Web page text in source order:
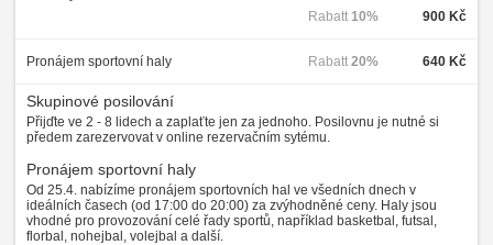
900 Kč
Rabatt 10%
Pronájem sportovní haly 640 Kč
Rabatt 20%
Skupinové posilování
Přijďte ve 2 - 8 lidech a zaplaťte jen za jednoho. Posilovnu je nutné si
předem zarezervovat v online rezervačním sytému.
Pronájem sportovní haly
Od 25.4. nabízíme pronájem sportovních hal ve všedních dnech v
ideálních časech (od 17:00 do 20:00) za zvýhodněné ceny. Haly jsou
vhodné pro provozování celé řady sportů, například basketbal, futsal,
florbal, nohejbal, volejbal a další.